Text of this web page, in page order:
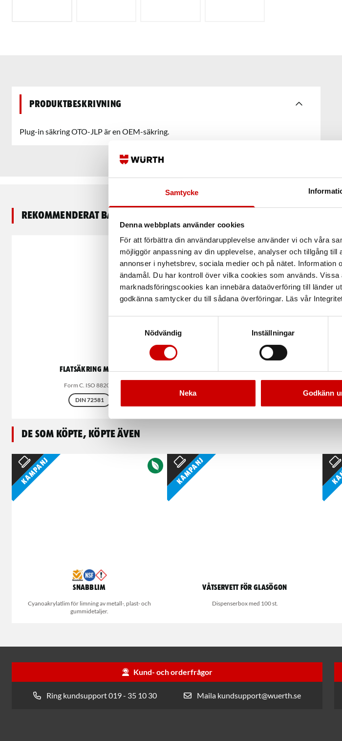
Samtycke
Denna webbplats använder cookies
För att förbättra din användarupplevelse använder vi och våra
möjliggör anpassning av din upplevelse, analyser och tillgång
annonser i nyhetsbrev, sociala medier och på nätet.
ändamål. Du har kontroll över vilka cookies som används.
marknadsföringscookies kan innebära dataöverföring till länder
godkänna samtycker du till sådana överföringar. Läs vår
Nödvändig
Inställningar
Neka Godkänn
Produktbeskrivning
Plug-in säkring OTO-JLP är en OEM-säkring.
Rekommenderat baserat på vald produkt
Flatsäkring Midi
Form C. ISO 8820-3
DIN 72581
Skruvsäkring Midi
De som köpte, köpte även
Kampanj
Snabblim
Cyanoakrylatlim för limning av metall-, plast- och
gummidetaljer.
Kampanj
Våtservett för glasögon
Dispenserbox med 100 st.
Kund- och orderfrågor
Ring kundsupport 019 - 35 10 30 Maila kundsupport@wuerth.se